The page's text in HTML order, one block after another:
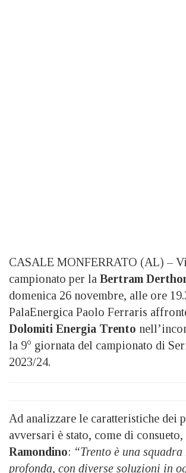
CASALE MONFERRATO (AL) –
campionato per la Bertram
domenica 26 novembre, alle ore
PalaEnergica Paolo Ferraris
Dolomiti Energia Trento
la 9° giornata del campionato di
2023/24.
Ad analizzare le caratteristiche dei
avversari è stato, come di consueto,
Ramondino: “Trento è una
profonda, con diverse soluzioni in